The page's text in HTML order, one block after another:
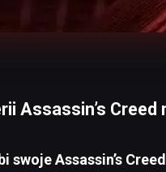
Assassin’s
swoje Assassin’s